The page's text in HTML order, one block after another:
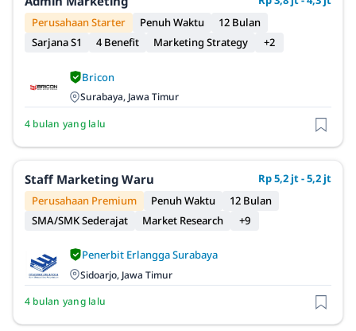
Perusahaan Starter
Penuh Waktu
12 Bulan
Sarjana S1
4 Benefit Marketing Strategy +2
Bricon
Surabaya, Jawa Timur
4 bulan yang lalu
Staff Marketing Waru
Rp 5,2 jt - 5,2 jt
Perusahaan Premium
Penuh Waktu
12 Bulan
SMA/SMK Sederajat
Market Research +9
Penerbit Erlangga Surabaya
Sidoarjo, Jawa Timur
4 bulan yang lalu